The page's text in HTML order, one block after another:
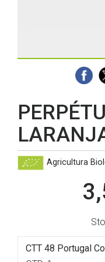
Agricultura
CTT 48 Portugal